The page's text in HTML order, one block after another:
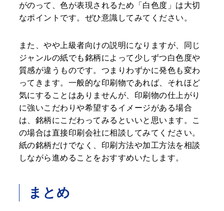
がのって、色が表現されるため「白色度」は大切
なポイントです。ぜひ意識してみてください。
また、やや上級者向けの説明になりますが、同じ
ジャンルの紙でも銘柄によって少しずつ白色度や
質感が違うものです。つまりわずかに発色も変わ
ってきます。一般的な印刷物であれば、それほど
気にすることはありませんが、印刷物の仕上がり
に強いこだわりや希望するイメージがある場合
は、銘柄にこだわってみるといいと思います。こ
の場合は直接印刷会社に相談してみてください。
紙の銘柄だけでなく、印刷方法や加工方法を相談
しながら進めることをおすすめいたします。
まとめ